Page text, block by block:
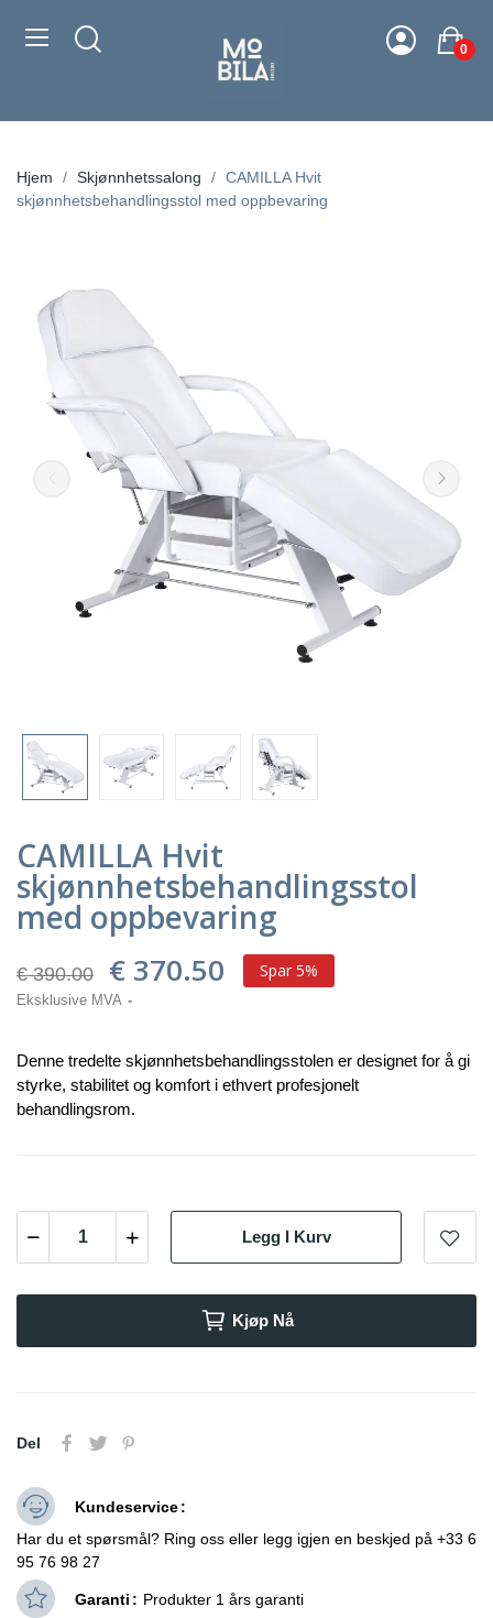
0
Hjem Skjønnhetssalong
CAMILLA Hvit
skjønnhetsbehandlingsstol med oppbevaring
CAMILLA Hvit
skjønnhetsbehandlingsstol
med oppbevaring
€ 390.00 € 370.50 Spar 5%
Eksklusive MVA
Denne tredelte skjønnhetsbehandlingsstolen er designet for å gi
styrke, stabilitet og komfort i ethvert profesjonelt
behandlingsrom.
Legg I Kurv
Kjøp Nå
Del
Kundeservice
Har du et spørsmål? Ring oss eller legg igjen en beskjed på +33 6
95 76 98 27
Garanti Produkter 1 års garanti